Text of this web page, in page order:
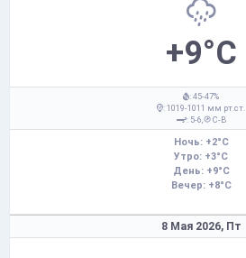
+9°C
: 45-47%
: 1019-1011 мм рт.ст.
: 5-6,
С-В
Ночь: +2°C
Утро: +3°C
День: +9°C
Вечер: +8°C
8 Мая 2026, Пт